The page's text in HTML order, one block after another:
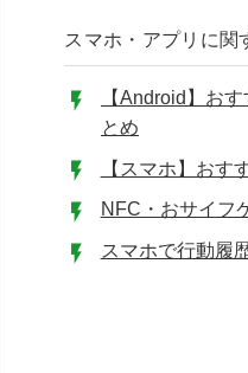
スマホ・アプリに関
【Android】お
とめ
【スマホ】おす
NFC・おサイフ
スマホで行動履